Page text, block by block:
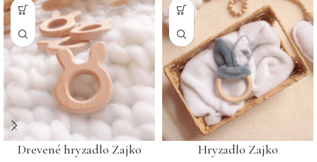
Drevené hryzadlo Zajko Hryzadlo Zajko